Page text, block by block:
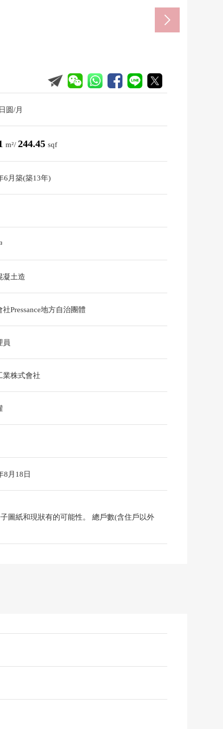
圆/月
m²/ 244.45 sqf
6月築(築13年)
凝土造
社Pressance地方自治團體
員
業株式會社
8月18日
圖紙和現狀有的可能性。 總戶數(含住戶以外